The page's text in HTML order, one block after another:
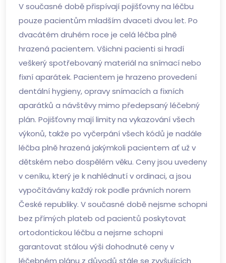
V současné době přispívají pojišťovny na léčbu
pouze pacientům mladším dvaceti dvou let. Po
dvacátém druhém roce je celá léčba plně
hrazená pacientem. Všichni pacienti si hradí
veškerý spotřebovaný materiál na snímací nebo
fixní aparátek. Pacientem je hrazeno provedení
dentální hygieny, opravy snímacích a fixních
aparátků a návštěvy mimo předepsaný léčebný
plán. Pojišťovny mají limity na vykazování všech
výkonů, takže po vyčerpání všech kódů je nadále
léčba plně hrazená jakýmkoli pacientem ať už v
dětském nebo dospělém věku. Ceny jsou uvedeny
v ceníku, který je k nahlédnutí v ordinaci, a jsou
vypočítávány každý rok podle právních norem
České republiky. V současné době nejsme schopni
bez přímých plateb od pacientů poskytovat
ortodontickou léčbu a nejsme schopni
garantovat stálou výši dohodnuté ceny v
léčebném plánu z důvodů stále se zvyšujících